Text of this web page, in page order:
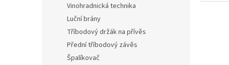
Vinohradnická technika
Luční brány
Tříbodový držák na přívěs
Přední tříbodový závěs
Špalíkovač